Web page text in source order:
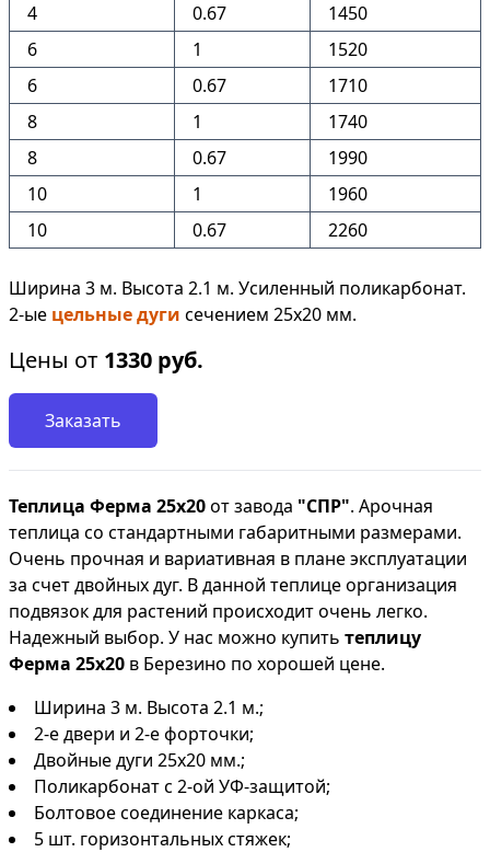
4
0.67
1450
6
1
1520
6
0.67
1710
8
1
1740
8
0.67
1990
10
1
1960
10
0.67 2260
Ширина 3 м. Высота 2.1 м. Усиленный поликарбонат.
2-ые цельные дуги сечением 25х20 мм.
Цены от 1330 руб.
Заказать
Теплица Ферма 25х20от завода "СПР". Арочная
теплица со стандартными габаритными размерами.
Очень прочная и вариативная в плане эксплуатации
за счет двойных дуг. В данной теплице организация
подвязок для растений происходит очень легко.
Надежный выбор. У нас можно купить теплицу
Ферма 25х20 в Березино по хорошей цене.
Ширина 3 м. Высота 2.1 м.;
2-е двери и 2-е форточки;
Двойные дуги 25х20 мм.;
Поликарбонат с 2-ой УФ-защитой;
Болтовое соединение каркаса;
5 шт. горизонтальных стяжек;